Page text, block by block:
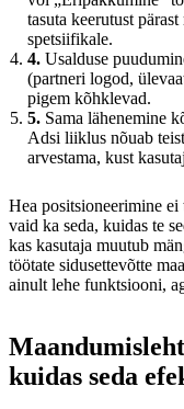
tasuta keerutust
spetsiifikale.
4. Usalduse
(partneri logod,
pigem kõhklevad.
5. Sama lähenemine
Adsi liiklus nõuab
arvestama, kust
Hea positsioneerimine ei
vaid ka seda, kuidas te
kas kasutaja muutub
töötate sidusettevõtte
ainult lehe funktsiooni,
kuidas seda